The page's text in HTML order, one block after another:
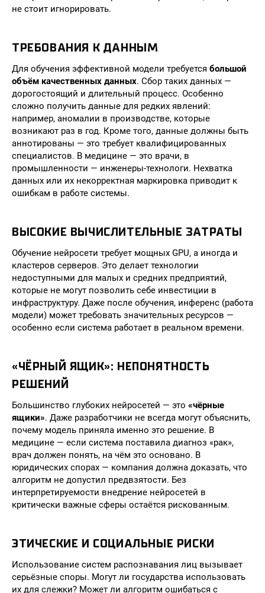
не стоит игнорировать.
ТРЕБОВАНИЯ К ДАННЫМ
Для обучения эффективной модели требуется большой
объём качественных данных. Сбор таких данных —
дорогостоящий и длительный процесс. Особенно
сложно получить данные для редких явлений:
например, аномалии в производстве, которые
возникают раз в год. Кроме того, данные должны быть
аннотированы — это требует квалифицированных
специалистов. В медицине — это врачи, в
промышленности — инженеры-технологи. Нехватка
данных или их некорректная маркировка приводит к
ошибкам в работе системы.
ВЫСОКИЕ ВЫЧИСЛИТЕЛЬНЫЕ ЗАТРАТЫ
Обучение нейросети требует мощных GPU, а иногда и
кластеров серверов. Это делает технологии
недоступными для малых и средних предприятий,
которые не могут позволить себе инвестиции в
инфраструктуру. Даже после обучения, инференс (работа
модели) может требовать значительных ресурсов —
особенно если система работает в реальном времени.
«ЧЁРНЫЙ ЯЩИК»: НЕПОНЯТНОСТЬ
РЕШЕНИЙ
Большинство глубоких нейросетей — это «чёрные
ящики». Даже разработчики не всегда могут объяснить,
почему модель приняла именно это решение. В
медицине — если система поставила диагноз «рак»,
врач должен понять, на чём это основано. В
юридических спорах — компания должна доказать, что
алгоритм не допустил предвзятости. Без
интерпретируемости внедрение нейросетей в
критически важные сферы остаётся рискованным.
ЭТИЧЕСКИЕ И СОЦИАЛЬНЫЕ РИСКИ
Использование систем распознавания лиц вызывает
серьёзные споры. Могут ли государства использовать
их для слежки? Может ли алгоритм ошибаться с